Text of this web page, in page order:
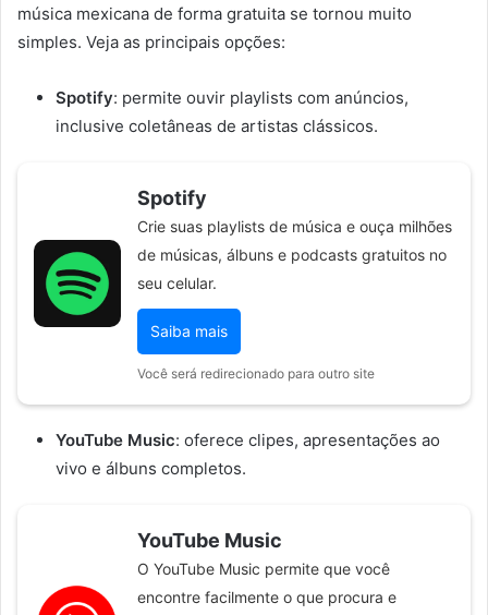
música mexicana de forma gratuita se tornou muito
simples. Veja as principais opções:
Spotify: permite ouvir playlists com anúncios,
inclusive coletâneas de artistas clássicos.
Spotify
Crie suas playlists de música e ouça milhões
de músicas, álbuns e podcasts gratuitos no
seu celular.
Saiba mais
Você será redirecionado para outro site
YouTube Music: oferece clipes, apresentações ao
vivo e álbuns completos.
YouTube Music
O YouTube Music permite que você
encontre facilmente o que procura e